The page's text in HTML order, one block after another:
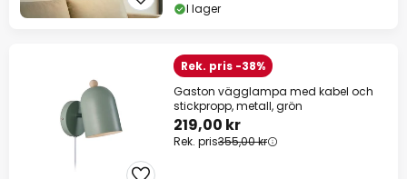
I lager
Rek. pris -38%
Gaston vägglampa med kabel och
stickpropp, metall, grön
219,00 kr
Rek. pris355,00 kr